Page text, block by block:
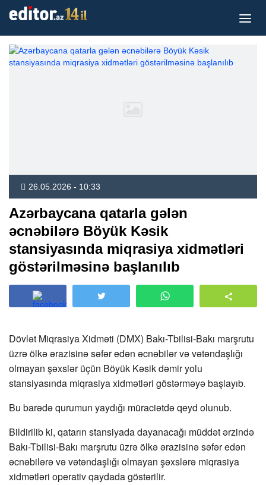
26.05.2026 - 10:33
Azərbaycana qatarla gələn
əcnəbilərə Böyük Kəsik
stansiyasında miqrasiya xidmətləri
göstərilməsinə başlanılıb
Dövlət Miqrasiya Xidməti (DMX) Bakı-Tbilisi-Bakı marşrutu
üzrə ölkə ərazisinə səfər edən əcnəbilər və vətəndaşlığı
olmayan şəxslər üçün Böyük Kəsik dəmir yolu
stansiyasında miqrasiya xidmətləri göstərməyə başlayıb.
Bu barədə qurumun yaydığı müraciətdə qeyd olunub.
Bildirilib ki, qatarın stansiyada dayanacağı müddət ərzində
Bakı-Tbilisi-Bakı marşrutu üzrə ölkə ərazisinə səfər edən
əcnəbilərə və vətəndaşlığı olmayan şəxslərə miqrasiya
xidmətləri operativ qaydada göstərilir.